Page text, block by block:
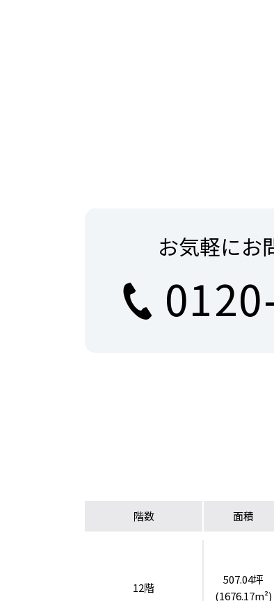
お気軽にお
階数 面積
12階
507.04坪
(1676.17m²)